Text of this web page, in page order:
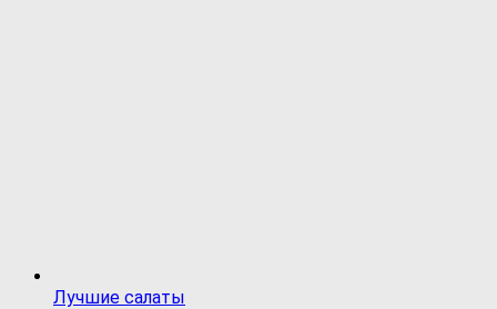
Лучшие салаты